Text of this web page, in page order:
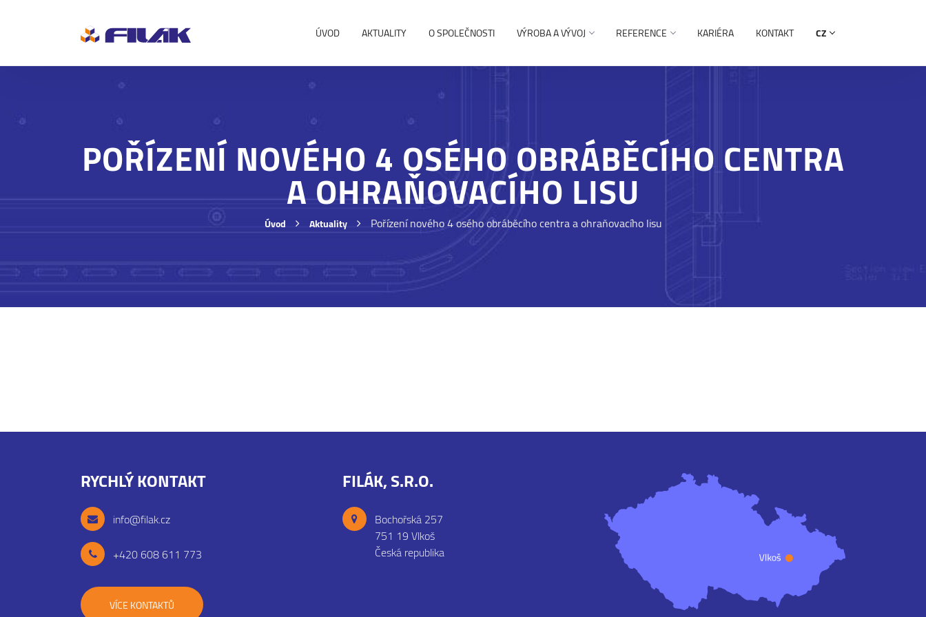
ÚVOD AKTUALITY O SPOLEČNOSTI VÝROBA A VÝVOJ REFERENCE KARIÉRA KONTAKT CZ
POŘÍZENÍ NOVÉHO 4 OSÉHO OBRÁBĚCÍHO CENTRA
A OHRAŇOVACÍHO LISU
Úvod Aktuality Pořízení nového 4 osého obráběcího centra a ohraňovacího lisu
RYCHLÝ KONTAKT
info@filak.cz
+420 608 611 773
VÍCE KONTAKTŮ
FILÁK, S.R.O.
Bochořská 257
751 19 Vlkoš
Česká republika